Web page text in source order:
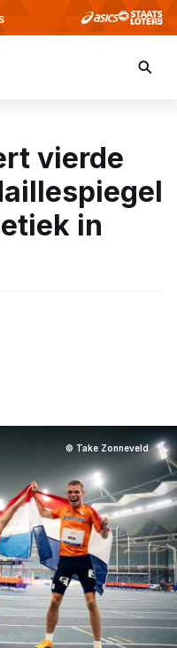
vierde
in
© Take Zonneveld